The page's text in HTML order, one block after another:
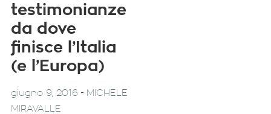
testimonianze
da dove
finisce l’Italia
(e l’Europa)
giugno 9, 2016- MICHELE
MIRAVALLE